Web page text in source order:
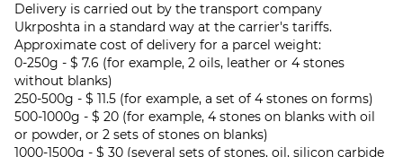
Delivery is carried out by the transport company
Ukrposhta in a standard way at the carrier's tariffs.
Approximate cost of delivery for a parcel weight:
0-250g - $ 7.6 (for example, 2 oils, leather or 4 stones
without blanks)
250-500g - $ 11.5 (for example, a set of 4 stones on forms)
500-1000g - $ 20 (for example, 4 stones on blanks with oil
or powder, or 2 sets of stones on blanks)
1000-1500g - $ 30 (several sets of stones, oil, silicon carbide